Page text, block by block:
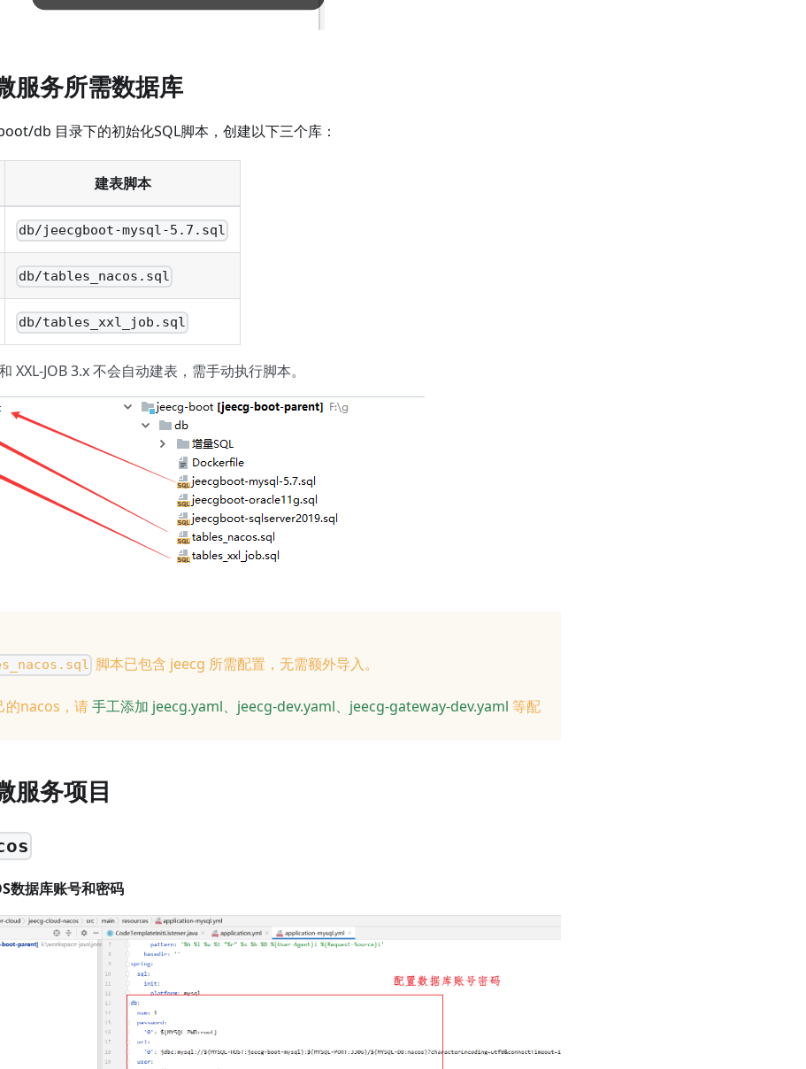
服务所需数据库
db 目录下的初始化SQL脚本，创建以下三个库：
建表脚本
db/jeecgboot-mysql-5.7.sql
db/tables_nacos.sql
db/tables_xxl_job.sql
XXL-JOB 3.x 不会自动建表，需手动执行脚本。
脚本已包含 jeecg 所需配置，无需额外导入。
的nacos，请手工添加 jeecg.yaml、jeecg-dev.yaml、jeecg-gateway-dev.yaml 等配
服务项目
数据库账号和密码